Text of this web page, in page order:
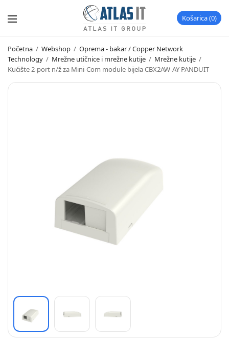
Košarica 0
Početna / Webshop / Oprema - bakar / Copper Network
Technology / Mrežne utičnice i mrežne kutije / Mrežne kutije /
Kućište 2-port n/ž za Mini-Com module bijela CBX2AW-AY PANDUIT